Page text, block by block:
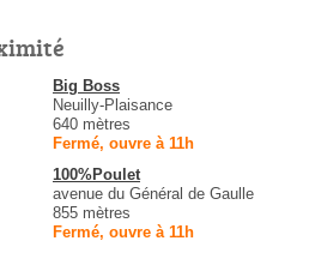
Big Boss
Neuilly-Plaisance
640 mètres
Fermé, ouvre à 11h
100%Poulet
avenue du Général de Gaulle
855 mètres
Fermé, ouvre à 11h